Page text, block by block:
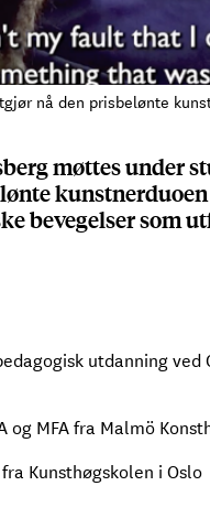
nå den prisbelønte
møttes under
bevegelser som
utdanning ved
MFA fra Malmö
Kunsthøgskolen i Oslo